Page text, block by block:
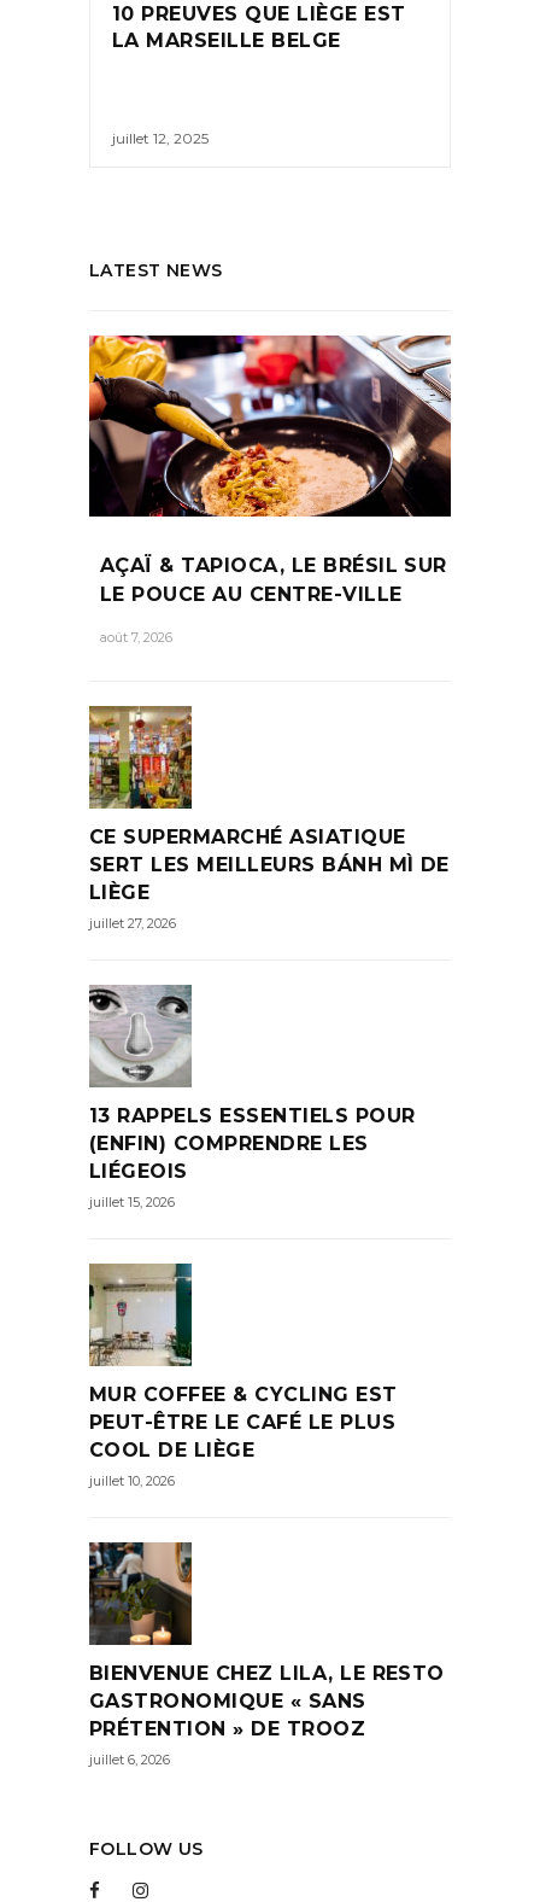
10 PREUVES QUE LIÈGE EST
LA MARSEILLE BELGE
juillet 12, 2025
LATEST NEWS
AÇAÏ & TAPIOCA, LE BRÉSIL SUR
LE POUCE AU CENTRE-VILLE
août 7, 2026
CE SUPERMARCHÉ ASIATIQUE
SERT LES MEILLEURS BÁNH MÌ DE
LIÈGE
juillet 27, 2026
13 RAPPELS ESSENTIELS POUR
(ENFIN) COMPRENDRE LES
LIÉGEOIS
juillet 15, 2026
MUR COFFEE & CYCLING EST
PEUT-ÊTRE LE CAFÉ LE PLUS
COOL DE LIÈGE
juillet 10, 2026
BIENVENUE CHEZ LILA, LE RESTO
GASTRONOMIQUE « SANS
PRÉTENTION » DE TROOZ
juillet 6, 2026
FOLLOW US